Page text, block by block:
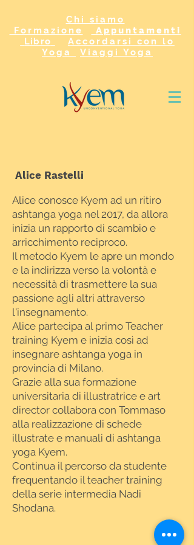
Chi siamo
Formazione
Appuntamenti
Libro
Accordarsi con lo
Yoga
Viaggi Yoga
Alice Rastelli
Alice conosce Kyem ad un ritiro
ashtanga yoga nel 2017, da allora
inizia un rapporto di scambio e
arricchimento reciproco.
Il metodo Kyem le apre un mondo
e la indirizza verso la volontà e
necessità di trasmettere la sua
passione agli altri attraverso
l'insegnamento.
Alice partecipa al primo Teacher
training Kyem e inizia così ad
insegnare ashtanga yoga in
provincia di Milano.
Grazie alla sua formazione
universitaria di illustratrice e art
director collabora con Tommaso
alla realizzazione di schede
illustrate e manuali di ashtanga
yoga Kyem.
Continua il percorso da studente
frequentando il teacher training
della serie intermedia Nadi
Shodana.